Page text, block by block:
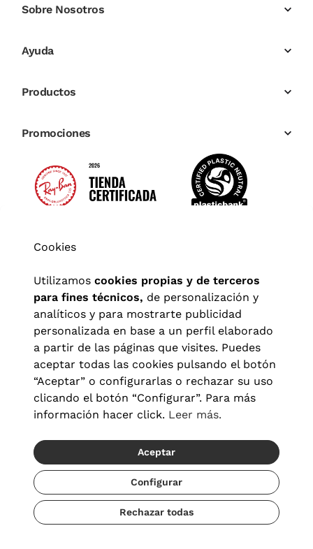
Sobre Nosotros
Ayuda
Productos
Promociones
Aviso legal| Política de privacidad Términos y condiciones
Política de cookies|Configuración de cookies
© 2026 Visionlab España
Cookies
Utilizamos cookies propias y de terceros
para fines técnicos, de personalización y
analíticos y para mostrarte publicidad
personalizada en base a un perfil elaborado
a partir de las páginas que visites. Puedes
aceptar todas las cookies pulsando el botón
“Aceptar” o configurarlas o rechazar su uso
clicando el botón “Configurar”. Para más
información hacer click. Leer más.
Aceptar
Configurar
Rechazar todas